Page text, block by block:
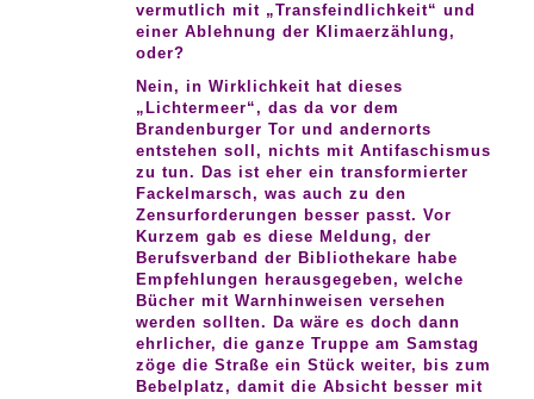
vermutlich mit „Transfeindlichkeit“ und
einer Ablehnung der Klimaerzählung,
oder?
Nein, in Wirklichkeit hat dieses
„Lichtermeer“, das da vor dem
Brandenburger Tor und andernorts
entstehen soll, nichts mit Antifaschismus
zu tun. Das ist eher ein transformierter
Fackelmarsch, was auch zu den
Zensurforderungen besser passt. Vor
Kurzem gab es diese Meldung, der
Berufsverband der Bibliothekare habe
Empfehlungen herausgegeben, welche
Bücher mit Warnhinweisen versehen
werden sollten. Da wäre es doch dann
ehrlicher, die ganze Truppe am Samstag
zöge die Straße ein Stück weiter, bis zum
Bebelplatz, damit die Absicht besser mit